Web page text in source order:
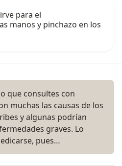
para el
manos y pinchazo en los
que consultes con
muchas las causas de los
y algunas podrían
graves. Lo
pues…